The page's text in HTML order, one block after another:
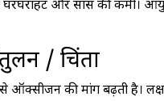
घरघराहट और सांस की कमी।
/ चिंता
से ऑक्सीजन की मांग बढ़ती है।